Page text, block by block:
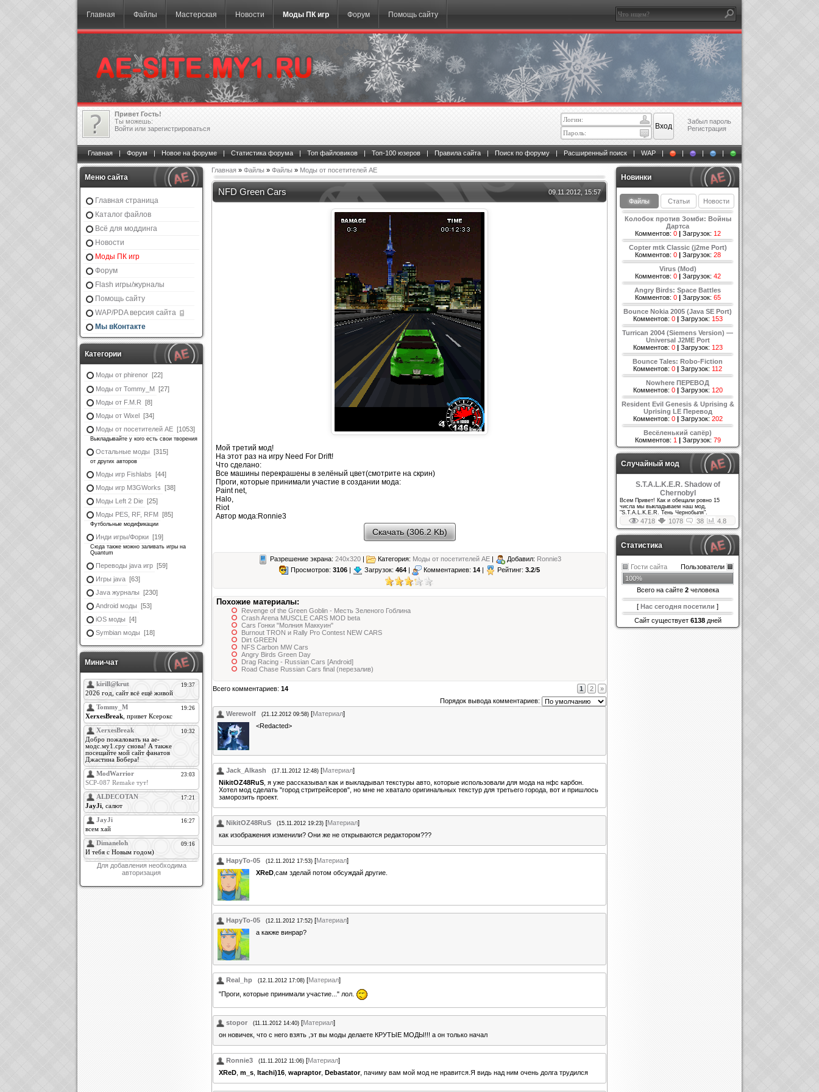
Главная Файлы Мастерская Новости Моды ПК игр Форум Помощь сайту
Привет Гость!
Ты можешь:
Войти или зарегистрироваться
Забыл пароль
Регистрация
Главная | Форум | Новое на форуме | Статистика форума | Топ файловиков | Топ-100 юзеров | Правила сайта | Поиск по форуму | Расширенный поиск | WAP | | | |
Меню сайта
Главная страница
Каталог файлов
Всё для моддинга
Новости
Моды ПК игр
Форум
Flash игры/журналы
Помощь сайту
WAP/PDA версия сайта
Мы вКонтакте
Категории
Моды от phirenor [22]
Моды от Tommy_M [27]
Моды от F.M.R [8]
Моды от Wixel [34]
Моды от посетителей АЕ [1053]
Выкладывайте у кого есть свои творения
Остальные моды [315]
от других авторов
Моды игр Fishlabs [44]
Моды игр M3GWorks [38]
Моды Left 2 Die [25]
Моды PES, RF, RFM [85]
Футбольные модификации
Инди игры/Форки [19]
Сюда также можно заливать игры на
Quantum
Переводы java игр [59]
Игры java [63]
Java журналы [230]
Android моды [53]
iOS моды [4]
Symbian моды [18]
Мини-чат
Для добавления необходима
авторизация
Главная » Файлы » Файлы » Моды от посетителей АЕ
09.11.2012, 15:57
NFD Green Cars
Мой третий мод!
На этот раз на игру Need For Drift!
Что сделано:
Все машины перекрашены в зелёный цвет(смотрите на скрин)
Проги, которые принимали участие в создании мода:
Paint net,
Halo,
Riot
Автор мода:Ronnie3
Скачать (306.2 Kb)
Разрешение экрана: 240x320| Категория: Моды от посетителей АЕ| Добавил: Ronnie3
Просмотров: 3106 | Загрузок: 464 | Комментариев: 14 | Рейтинг: 3.2/5
Похожие материалы:
Revenge of the Green Goblin - Месть Зеленого Гоблина
Crash Arena MUSCLE CARS MOD beta
Cars Гонки "Молния Маккуин"
Burnout TRON и Rally Pro Contest NEW CARS
Dirt GREEN
NFS Carbon MW Cars
Angry Birds Green Day
Drag Racing - Russian Cars [Android]
Road Chase Russian Cars final (перезалив)
Всего комментариев: 14 1 2
»
Порядок вывода комментариев:
Werewolf
(21.12.2012 09:58) [Материал]
<Redacted>
Jack_Alkash (17.11.2012 12:48) [Материал]
NikitOZ48RuS , я уже рассказывал как и выкладывал текстуры авто, которые использовали для мода на нфс карбон.
Хотел мод сделать "город стритрейсеров", но мне не хватало оригинальных текстур для третьего города, вот и пришлось
заморозить проект.
NikitOZ48RuS (15.11.2012 19:23) [Материал]
как изображения изменили? Они же не открываются редактором???
HapyTo-05 (12.11.2012 17:53) [Материал]
XReD ,сам зделай потом обсуждай другие.
HapyTo-05 (12.11.2012 17:52) [Материал]
а какже винрар?
Real_hp (12.11.2012 17:08) [Материал]
"Проги, которые принимали участие..." лол.
stopor (11.11.2012 14:40) [Материал]
он новичек, что с него взять ,эт вы моды делаете КРУТЫЕ МОДЫ!!! а он только начал
Ronnie3 (11.11.2012 11:06) [Материал]
XReD m_s Itachi)16 wapraptor, Debastator, пачиму вам мой мод не нравится.Я видь над ним очень долга трудился
Новинки
Файлы Статьи Новости
Колобок против Зомби: Войны
Дартса
Комментов: 0| Загрузок: 12
Copter mtk Classic (j2me Port)
Комментов: 0| Загрузок: 28
Virus (Mod)
Комментов: 0| Загрузок: 42
Angry Birds: Space Battles
Комментов: 0| Загрузок: 65
Bounce Nokia 2005 (Java SE Port)
Комментов: 0| Загрузок: 153
Turrican 2004 (Siemens Version) —
Universal J2ME Port
Комментов: 0| Загрузок: 123
Bounce Tales: Robo-Fiction
Комментов: 0 | Загрузок: 112
Nowhere ПЕРЕВОД
Комментов: 0| Загрузок: 120
Resident Evil Genesis & Uprising &
Uprising LE Перевод
Комментов: 0| Загрузок: 202
Весёленький сапёр)
Комментов: 1 | Загрузок: 79
Случайный мод
S.T.A.L.K.E.R. Shadow of
Chernobyl
Всем Привет! Как и обещали ровно 15
числа мы выкладываем наш мод,
"S.T.A.L.K.E.R. Тень Чернобыля".
4718 1078 38 4.8
Статистика
Пользователи
Гости сайта
100%
Всего на сайте 2человека
[ Нас сегодня посетили ]
Сайт существует 6138дней